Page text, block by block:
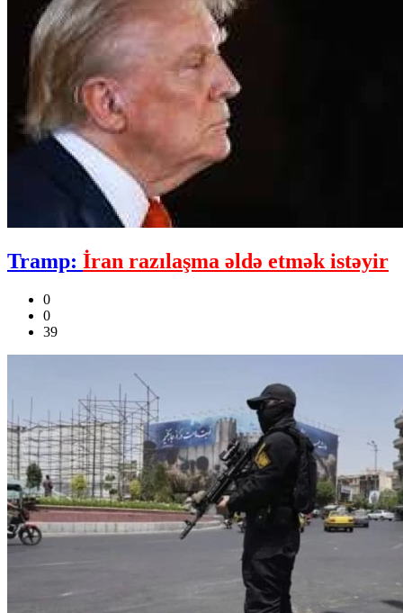
Tramp: İran razılaşma əldə etmək istəyir
0
0
39